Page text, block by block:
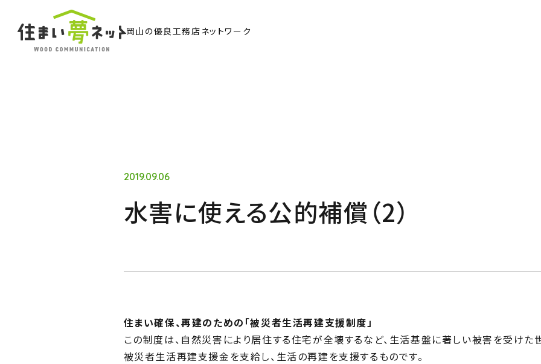
岡山の優良工務店ネットワーク
Concept
Philosophy
Members
住まい夢ネット加盟工務店
じ
2019.09.06
水害に使える公的補償（2）
住まい確保、再建のための「被災者生活再建支援制度」
この制度は、自然災害により居住する住宅が全壊するなど、生活基盤に著しい被害を受けた
被災者生活再建支援金を支給し、生活の再建を支援するものです。